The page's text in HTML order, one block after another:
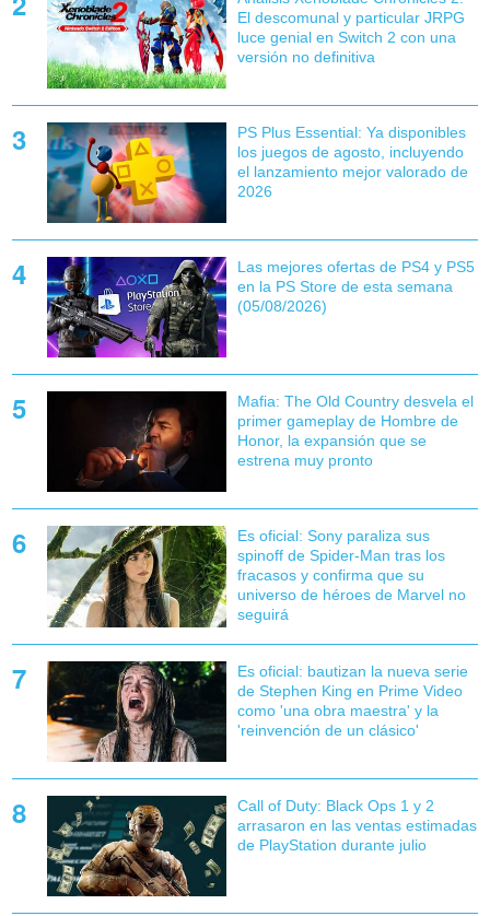
El descomunal y particular JRPG
luce genial en Switch 2 con una
versión no definitiva
PS Plus Essential: Ya disponibles
los juegos de agosto, incluyendo
el lanzamiento mejor valorado de
2026
Las mejores ofertas de PS4 y PS5
en la PS Store de esta semana
(05/08/2026)
Mafia: The Old Country desvela el
primer gameplay de Hombre de
Honor, la expansión que se
estrena muy pronto
Es oficial: Sony paraliza sus
spinoff de Spider-Man tras los
fracasos y confirma que su
universo de héroes de Marvel no
seguirá
Es oficial: bautizan la nueva serie
de Stephen King en Prime Video
como 'una obra maestra' y la
'reinvención de un clásico'
Call of Duty: Black Ops 1 y 2
arrasaron en las ventas estimadas
de PlayStation durante julio